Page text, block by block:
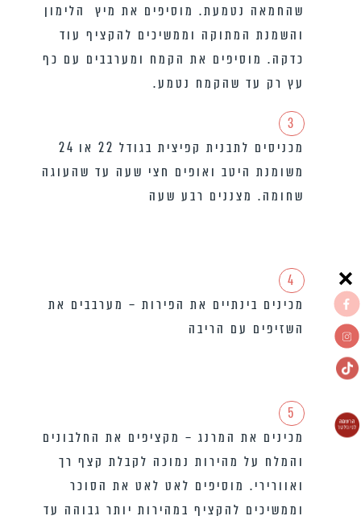
שהחמאה נטמעת. מוסיפים את מיץ הלימון
והשמנת המתוקה וממשיכים להקציף עוד
כדקה. מוסיפים את הקמח ומערבבים עם כף
עץ רק עד שהקמח נטמע.
3
מכניסים לתבנית קפיצית בגודל 22 או 24
משומנת היטב ואופים חצי שעה עד שהעוגה
שחומה. מצננים רבע שעה
4
מכינים בינתיים את הפירות – מערבבים את
השזיפים עם הריבה
5
מכינים את המרנג – מקציפים את החלבונים
והמלח על מהירות נמוכה לקבלת קצף רך
ואוורירי. מוסיפים לאט לאט את הסוכר
וממשיכים להקציף במהירות יותר גבוהה עד